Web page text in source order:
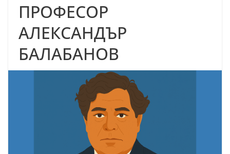
ПРОФЕСОР
АЛЕКСАНДЪР
БАЛАБАНОВ